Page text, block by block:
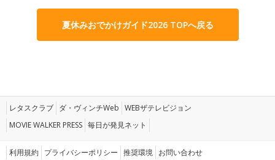
夏休みおでかけガイド2026 TOPへ戻る
レタスクラブ ダ・ヴィンチWeb WEBザテレビジョン
MOVIE WALKER PRESS 毎日が発見ネット
利用規約 プライバシーポリシー 推奨環境 お問い合わせ